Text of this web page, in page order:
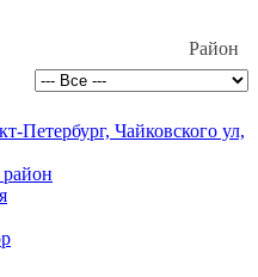
Район
Петербург, Чайковского ул,